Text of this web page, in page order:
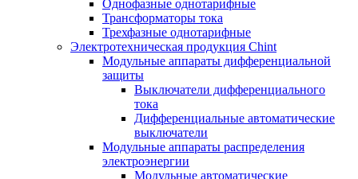
Однофазные однотарифные
Трансформаторы тока
Трехфазные однотарифные
Электротехническая продукция Chint
Модульные аппараты дифференциальной
защиты
Выключатели дифференциального
тока
Дифференциальные автоматические
выключатели
Модульные аппараты распределения
электроэнергии
Модульные автоматические